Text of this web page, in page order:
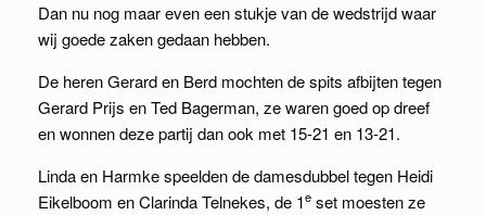
Dan nu nog maar even een stukje van de wedstrijd waar
wij goede zaken gedaan hebben.
De heren Gerard en Berd mochten de spits afbijten tegen
Gerard Prijs en Ted Bagerman, ze waren goed op dreef
en wonnen deze partij dan ook met 15-21 en 13-21.
Linda en Harmke speelden de damesdubbel tegen Heidi
Eikelboom en Clarinda Telnekes, de 1e set moesten ze